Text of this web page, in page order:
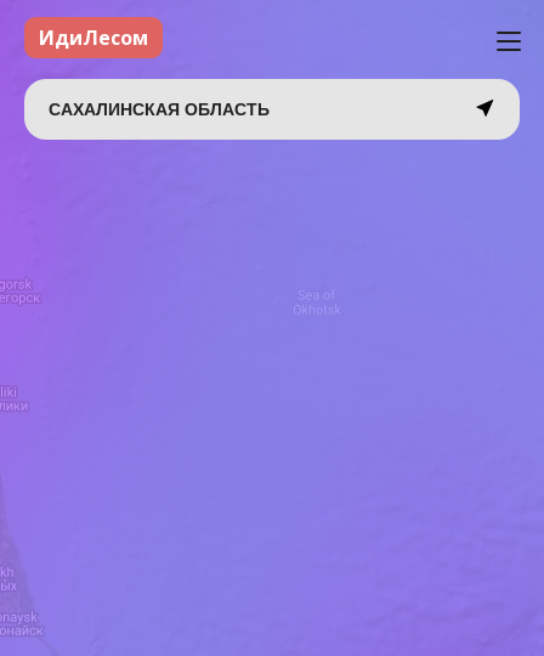
ИдиЛесом
САХАЛИНСКАЯ ОБЛАСТЬ